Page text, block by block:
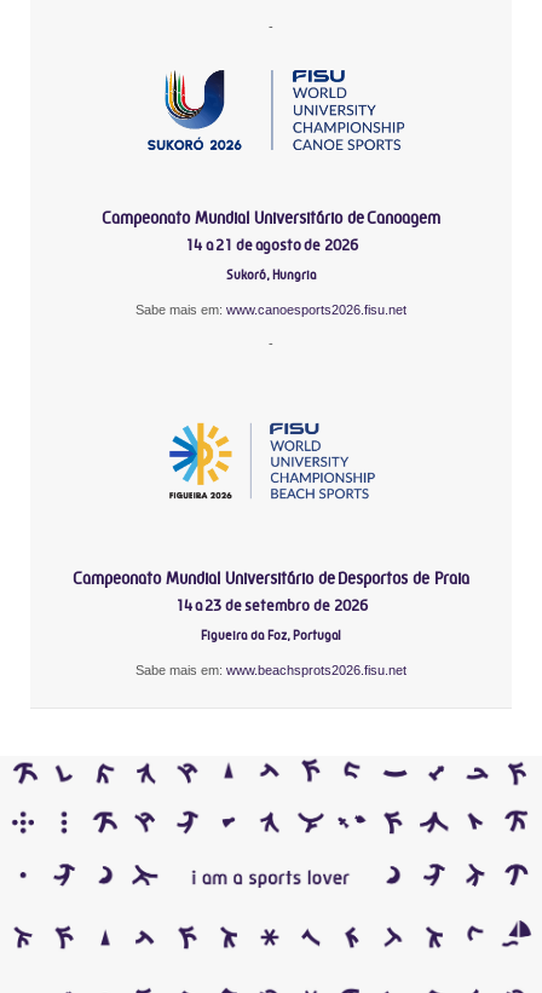
-
Campeonato Mundial Universitário de Canoagem
14 a 21 de agosto de 2026
Sukoró, Hungria
Sabe mais em: www.canoesports2026.fisu.net
-
Campeonato Mundial Universitário de Desportos de Praia
14 a 23 de setembro de 2026
Figueira da Foz, Portugal
Sabe mais em: www.beachsprots2026.fisu.net